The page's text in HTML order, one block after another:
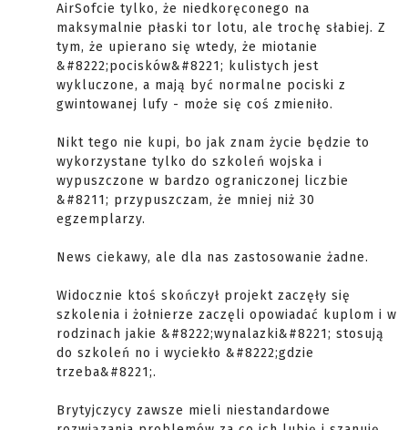
AirSofcie tylko, że niedkoręconego na
maksymalnie płaski tor lotu, ale trochę słabiej. Z
tym, że upierano się wtedy, że miotanie
&#8222;pocisków&#8221; kulistych jest
wykluczone, a mają być normalne pociski z
gwintowanej lufy - może się coś zmieniło.
Nikt tego nie kupi, bo jak znam życie będzie to
wykorzystane tylko do szkoleń wojska i
wypuszczone w bardzo ograniczonej liczbie
&#8211; przypuszczam, że mniej niż 30
egzemplarzy.
News ciekawy, ale dla nas zastosowanie żadne.
Widocznie ktoś skończył projekt zaczęły się
szkolenia i żołnierze zaczęli opowiadać kuplom i w
rodzinach jakie &#8222;wynalazki&#8221; stosują
do szkoleń no i wyciekło &#8222;gdzie
trzeba&#8221;.
Brytyjczycy zawsze mieli niestandardowe